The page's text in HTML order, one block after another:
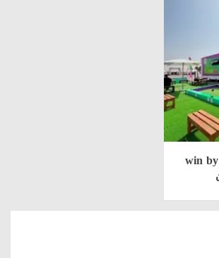
قافلة صيفية ل win by